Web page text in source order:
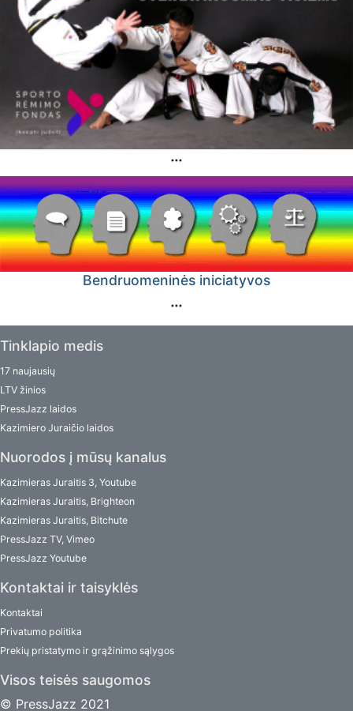
Bendruomeninės iniciatyvos
Tinklapio medis
17 naujausių
LTV žinios
PressJazz laidos
Kazimiero Juraičio laidos
Nuorodos į mūsų kanalus
Kazimieras Juraitis 3, Youtube
Kazimieras Juraitis, Brighteon
Kazimieras Juraitis, Bitchute
PressJazz TV, Vimeo
PressJazz Youtube
Kontaktai ir taisyklės
Kontaktai
Privatumo politika
Prekių pristatymo ir grąžinimo sąlygos
Visos teisės saugomos
© PressJazz 2021